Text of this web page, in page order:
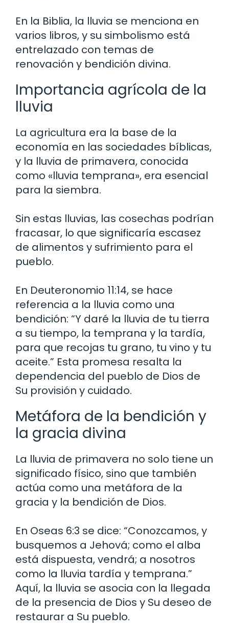
En la Biblia, la lluvia se menciona en
varios libros, y su simbolismo está
entrelazado con temas de
renovación y bendición divina.
Importancia agrícola de la
lluvia
La agricultura era la base de la
economía en las sociedades bíblicas,
y la lluvia de primavera, conocida
como «lluvia temprana», era esencial
para la siembra.
Sin estas lluvias, las cosechas podrían
fracasar, lo que significaría escasez
de alimentos y sufrimiento para el
pueblo.
En Deuteronomio 11:14, se hace
referencia a la lluvia como una
bendición: “Y daré la lluvia de tu tierra
a su tiempo, la temprana y la tardía,
para que recojas tu grano, tu vino y tu
aceite.” Esta promesa resalta la
dependencia del pueblo de Dios de
Su provisión y cuidado.
Metáfora de la bendición y
la gracia divina
La lluvia de primavera no solo tiene un
significado físico, sino que también
actúa como una metáfora de la
gracia y la bendición de Dios.
En Oseas 6:3 se dice: “Conozcamos, y
busquemos a Jehová; como el alba
está dispuesta, vendrá; a nosotros
como la lluvia tardía y temprana.”
Aquí, la lluvia se asocia con la llegada
de la presencia de Dios y Su deseo de
restaurar a Su pueblo.